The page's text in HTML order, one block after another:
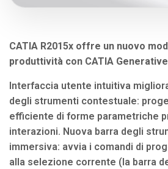
CATIA R2015x offre un nuovo
produttività con CATIA
Interfaccia utente intuitiva
degli strumenti contestuale:
efficiente di forme parametriche
interazioni. Nuova barra degli
immersiva: avvia i comandi di
alla selezione corrente (la barra